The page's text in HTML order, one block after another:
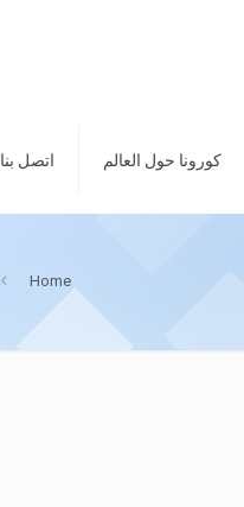
كورونا حول العالم اتصل بنا
Home